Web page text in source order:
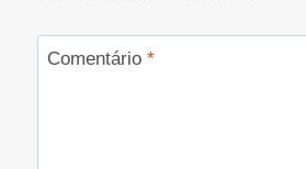
Comentário *